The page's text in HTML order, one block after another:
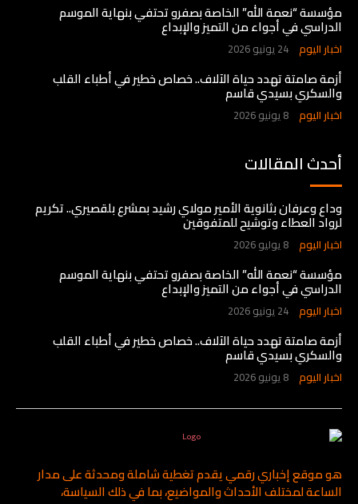
مؤسسة “نعمة الله” الخاصة بصفرو تحتفي بنهاية الموسم
الدراسي في أجواء من التميز والإبداع
اخبار اليوم 24 يونيو 2026
أزمة صامتة تهدد حياة الآلاف.. خصاص خطير في أطباء القلب
والسكري بسيدي قاسم
اخبار اليوم 8 يونيو 2026
أحدث المقالات
وداع وعرفان بثانوية الأمير مولاي رشيد بمشرع بلقصيري.. تكريم
لرواد العطاء وتوشيح للمتفوقين
اخبار اليوم 8 يوليو 2026
مؤسسة “نعمة الله” الخاصة بصفرو تحتفي بنهاية الموسم
الدراسي في أجواء من التميز والإبداع
اخبار اليوم 24 يونيو 2026
أزمة صامتة تهدد حياة الآلاف.. خصاص خطير في أطباء القلب
والسكري بسيدي قاسم
اخبار اليوم 8 يونيو 2026
هو موقع إخباري رقمي يقدم تغطية شاملة ومحدثة على مدار
الساعة لمختلف الأحداث والمواضيع، بما في ذلك السياسة،